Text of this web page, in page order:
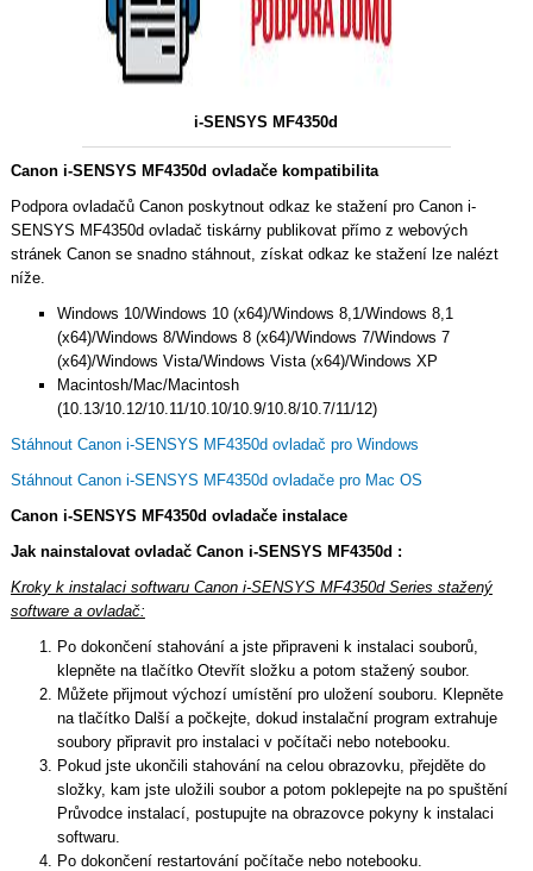
i-SENSYS MF4350d
Canon i-SENSYS MF4350d ovladače kompatibilita
Podpora ovladačů Canon poskytnout odkaz ke stažení pro Canon i-
SENSYS MF4350d ovladač tiskárny publikovat přímo z webových
stránek Canon se snadno stáhnout, získat odkaz ke stažení lze nalézt
níže.
Windows 10/Windows 10 (x64)/Windows 8,1/Windows 8,1
(x64)/Windows 8/Windows 8 (x64)/Windows 7/Windows 7
(x64)/Windows Vista/Windows Vista (x64)/Windows XP
Macintosh/Mac/Macintosh
(10.13/10.12/10.11/10.10/10.9/10.8/10.7/11/12)
Stáhnout Canon i-SENSYS MF4350d ovladač pro Windows
Stáhnout Canon i-SENSYS MF4350d ovladače pro Mac OS
Canon i-SENSYS MF4350d ovladače instalace
Jak nainstalovat ovladač Canon i-SENSYS MF4350d :
Kroky k instalaci softwaru Canon i-SENSYS MF4350d Series stažený
software a ovladač:
Po dokončení stahování a jste připraveni k instalaci souborů,
klepněte na tlačítko Otevřít složku a potom stažený soubor.
Můžete přijmout výchozí umístění pro uložení souboru. Klepněte
na tlačítko Další a počkejte, dokud instalační program extrahuje
soubory připravit pro instalaci v počítači nebo notebooku.
Pokud jste ukončili stahování na celou obrazovku, přejděte do
složky, kam jste uložili soubor a potom poklepejte na po spuštění
Průvodce instalací, postupujte na obrazovce pokyny k instalaci
softwaru.
Po dokončení restartování počítače nebo notebooku.